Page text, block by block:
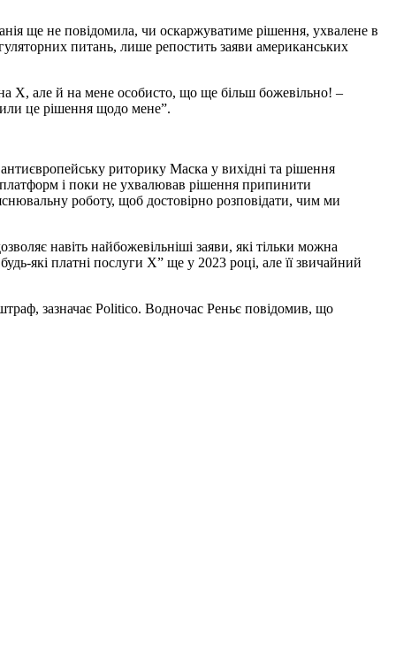
ще не повідомила, чи оскаржуватиме рішення, ухвалене в
питань, лише репостить заяви американських
X, але й на мене особисто, що ще більш божевільно! –
це рішення щодо мене”.
риторику Маска у вихідні та рішення
і поки не ухвалював рішення припинити
роботу, щоб достовірно розповідати, чим ми
навіть найбожевільніші заяви, які тільки можна
які платні послуги X” ще у 2023 році, але її звичайний
зазначає Politico. Водночас Реньє повідомив, що